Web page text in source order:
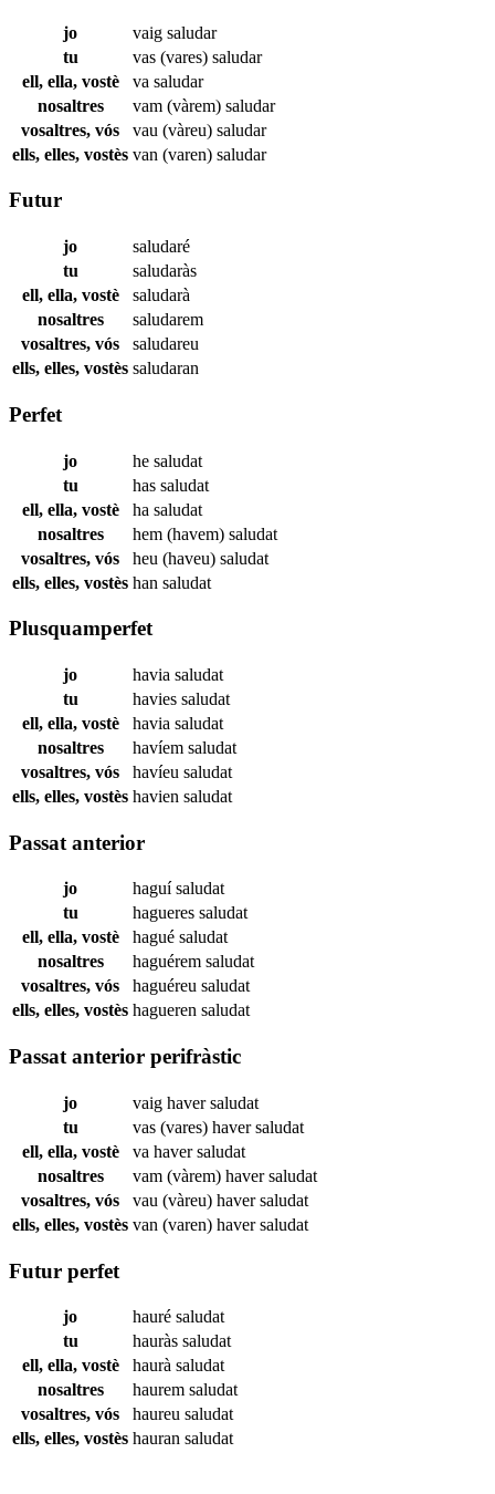
jo vaig saludar
tu
vas (vares) saludar
ell, ella, vostè
va saludar
nosaltres
vam (vàrem) saludar
vosaltres, vós
vau (vàreu) saludar
ells, elles, vostès van (varen) saludar
Futur
jo
saludaré
tu
saludaràs
ell, ella, vostè
saludarà
nosaltres
saludarem
vosaltres, vós
saludareu
ells, elles, vostès saludaran
Perfet
jo he saludat
tu
has saludat
ell, ella, vostè
ha saludat
nosaltres
hem (havem) saludat
vosaltres, vós
heu (haveu) saludat
ells, elles, vostès han saludat
Plusquamperfet
jo havia saludat
tu
havies saludat
ell, ella, vostè
havia saludat
nosaltres
havíem saludat
vosaltres, vós
havíeu saludat
ells, elles, vostès havien saludat
Passat anterior
jo haguísaludat
tu
hagueres saludat
ell, ella, vostè
hagué saludat
nosaltres
haguérem saludat
vosaltres, vós
haguéreu saludat
ells, elles, vostès hagueren saludat
Passat anterior perifràstic
jo vaig haversaludat
tu
vas (vares) haversaludat
ell, ella, vostè
va haversaludat
nosaltres
vam (vàrem) haversaludat
vosaltres, vós
vau (vàreu) haversaludat
ells, elles, vostès van (varen) haversaludat
Futur perfet
jo hauré saludat
tu
hauràs saludat
ell, ella, vostè
haurà saludat
nosaltres
haurem saludat
vosaltres, vós
haureu saludat
ells, elles, vostès hauran saludat